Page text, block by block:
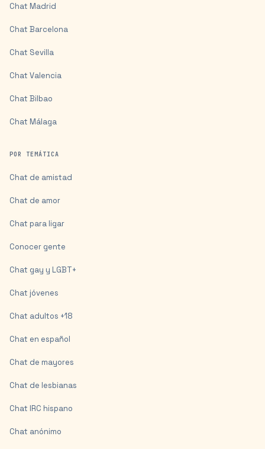
Chat Madrid
Chat Barcelona
Chat Sevilla
Chat Valencia
Chat Bilbao
Chat Málaga
POR TEMÁTICA
Chat de amistad
Chat de amor
Chat para ligar
Conocer gente
Chat gay y LGBT+
Chat jóvenes
Chat adultos +18
Chat en español
Chat de mayores
Chat de lesbianas
Chat IRC hispano
Chat anónimo